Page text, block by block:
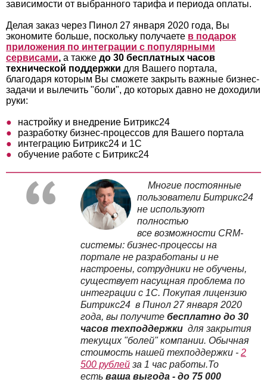
зависимости от выбранного тарифа и периода оплаты.
Делая заказ через Пинол 27 января 2020 года, Вы
экономите больше, поскольку получаете в подарок
приложения по интеграции с популярными
сервисами, а также до 30 бесплатных часов
технической поддержки для Вашего портала,
благодаря которым Вы сможете закрыть важные бизнес-
задачи и вылечить "боли", до которых давно не доходили
руки:
настройку и внедрение Битрикс24
разработку бизнес-процессов для Вашего портала
интеграцию Битрикс24 и 1С
обучение работе с Битрикс24
Многие постоянные
пользователи Битрикс24
не используют
полностью
все возможности CRM-
системы: бизнес-процессы на
портале не разработаны и не
настроены, сотрудники не обучены,
существует насущная проблема по
интеграции с 1C. Покупая лицензию
Битрикс24 в Пинол 27 января 2020
года, вы получите бесплатно до 30
часов техподдержки для закрытия
текущих "болей" компании. Обычная
стоимость нашей техподдержки - 2
500 рублей за 1 час работы.То
есть ваша выгода - до 75 000